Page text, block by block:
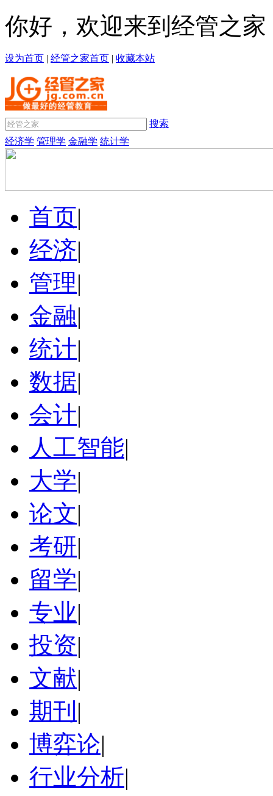
你好，欢迎来到经管之家
设为首页 | 经管之家首页 | 收藏本站
搜索
经济学 管理学 金融学 统计学
首页|
经济|
管理|
金融|
统计|
数据|
会计|
人工智能|
大学|
论文|
考研|
留学|
专业|
投资|
文献|
期刊 |
博弈论|
行业分析|